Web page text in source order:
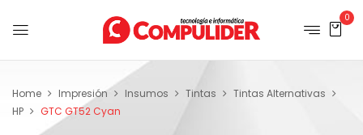
0
Home Impresión Insumos Tintas
Tintas Alternativas
HP
GTC GT52 Cyan